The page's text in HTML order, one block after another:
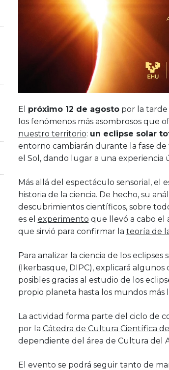
El próximo 12 de agostopor la tarde
los fenómenos más asombrosos que
nuestro territorio: un eclipse solar
entorno cambiarán durante la fase
el Sol, dando lugar a una experiencia
Más allá del espectáculo sensorial, el
historia de la ciencia. De hecho, su
descubrimientos científicos, sobre
es el experimento que llevó a cabo el
que sirvió para confirmar la teoría de
Para analizar la ciencia de los eclipses
(Ikerbasque, DIPC), explicará
posibles gracias al estudio de los
propio planeta hasta los mundos más
La actividad forma parte del ciclo de
por la Cátedra de Cultura Científica
dependiente del área de Cultura del
El evento se podrá seguir tanto de